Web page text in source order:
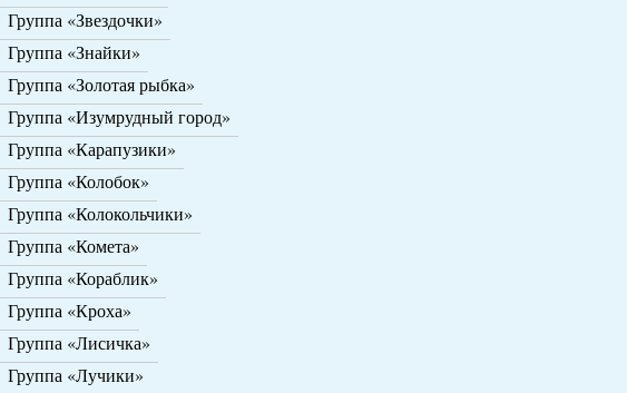
Группа «Звездочки»
Группа «Знайки»
Группа «Золотая рыбка»
Группа «Изумрудный город»
Группа «Карапузики»
Группа «Колобок»
Группа «Колокольчики»
Группа «Комета»
Группа «Кораблик»
Группа «Кроха»
Группа «Лисичка»
Группа «Лучики»